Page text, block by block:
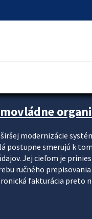
modernizácie
postupne smerujú k
Jej cieľom je
ručného
fakturácia preto